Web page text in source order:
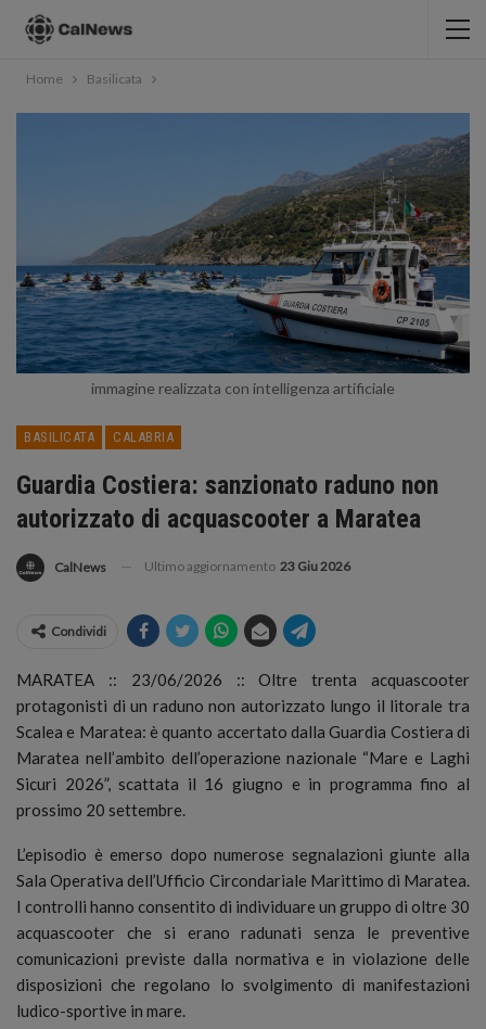
Home Basilicata
immagine realizzata con intelligenza artificiale
BASILICATA CALABRIA
Guardia Costiera: sanzionato raduno non
autorizzato di acquascooter a Maratea
CalNews Ultimo aggiornamento 23 Giu 2026
Condividi
MARATEA :: 23/06/2026 :: Oltre trenta acquascooter
protagonisti di un raduno non autorizzato lungo il litorale tra
Scalea e Maratea: è quanto accertato dalla Guardia Costiera di
Maratea nell’ambito dell’operazione nazionale “Mare e Laghi
Sicuri 2026”, scattata il 16 giugno e in programma fino al
prossimo 20 settembre.
L’episodio è emerso dopo numerose segnalazioni giunte alla
Sala Operativa dell’Ufficio Circondariale Marittimo di Maratea.
I controlli hanno consentito di individuare un gruppo di oltre 30
acquascooter che si erano radunati senza le preventive
comunicazioni previste dalla normativa e in violazione delle
disposizioni che regolano lo svolgimento di manifestazioni
ludico-sportive in mare.